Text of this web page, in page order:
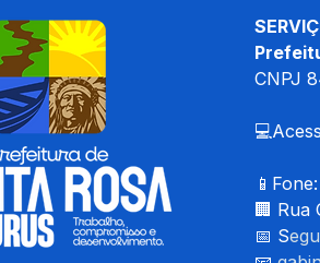
CNPJ
🏢 Rua
📅 S